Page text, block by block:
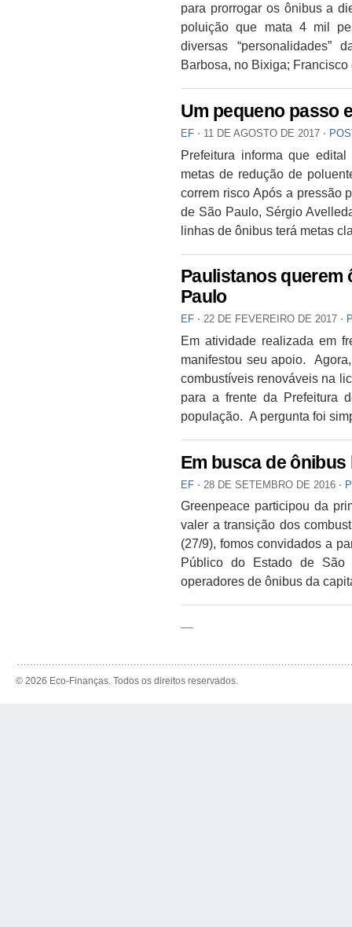
para prorrogar os ônibus a
poluição que mata 4 mil
diversas
Barbosa, no Bixiga;
Um pequeno passo
EF ⋅ 11 DE AGOSTO DE 2017 ⋅
Prefeitura informa que
metas de redução de
correm risco Após a pressão
de São Paulo, Sérgio
linhas de ônibus terá metas
Paulistanos querem
Paulo
EF ⋅ 22 DE FEVEREIRO DE 2017 ⋅
Em atividade realizada em
manifestou seu apoio.
combustíveis renováveis na
para a frente da Prefeitura
população. A pergunta foi
Em busca de ônibus
EF ⋅ 28 DE SETEMBRO DE 2016 ⋅
Greenpeace participou da
valer a transição dos
(27/9), fomos convidados a
Público do Estado de
operadores de ônibus da
—
© 2026 Eco-Finanças. Todos os direitos reservados.